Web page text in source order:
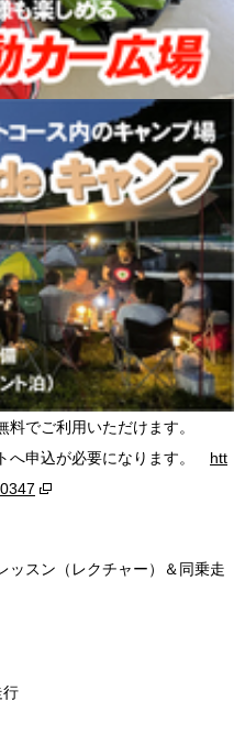
でご利用いただけます。
へ申込が必要になります。 htt
スン（レクチャー）＆同乗走
行